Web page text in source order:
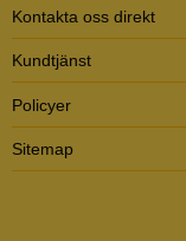
Kontakta oss direkt
Kundtjänst
Policyer
Sitemap